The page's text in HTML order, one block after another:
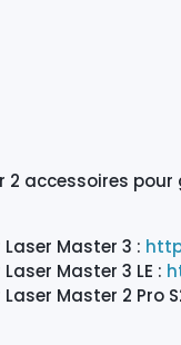
accessoires pour
Master 3 :
Master 3 LE :
Master 2 Pro